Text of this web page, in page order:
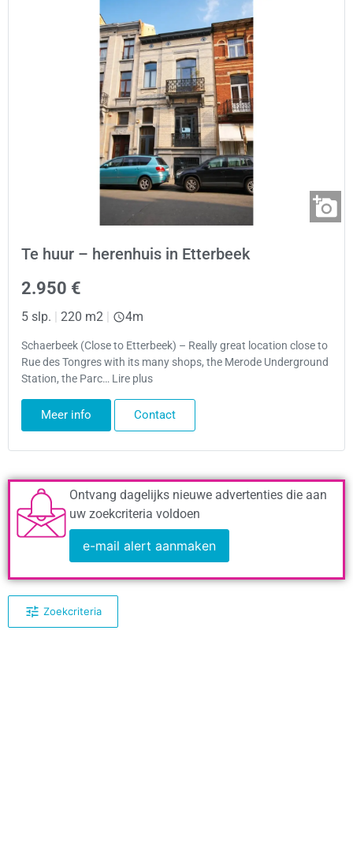
Te huur – herenhuis in Etterbeek
2.950 €
5 slp. | 220 m2 | 4m
Schaerbeek (Close to Etterbeek) – Really great location close to
Rue des Tongres with its many shops, the Merode Underground
Station, the Parc… Lire plus
Meer info Contact
Ontvang dagelijks nieuwe advertenties die aan
uw zoekcriteria voldoen
e-mail alert aanmaken
Zoekcriteria